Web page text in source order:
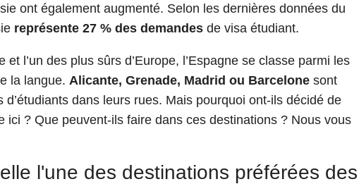
ont également augmenté. Selon les dernières données du
représente 27 % des demandes de visa étudiant.
l’un des plus sûrs d’Europe, l’Espagne se classe parmi les
la langue. Alicante, Grenade, Madrid ou Barcelone sont
dans leurs rues. Mais pourquoi ont-ils décidé de
ici ? Que peuvent-ils faire dans ces destinations ? Nous vous
l'une des destinations préférées des